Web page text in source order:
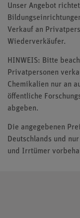
Unser Angebot
Verkauf an
Wiederverkäufer.
HINWEIS: Bitte
Privatpersonen
Chemikalien nur an
öffentliche
abgeben.
Die angegebenen
Deutschlands und
und Irrtümer